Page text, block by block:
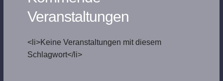
Veranstaltungen
<li>Keine Veranstaltungen mit diesem
Schlagwort</li>